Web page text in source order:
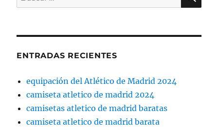
por:
ENTRADAS RECIENTES
equipación del Atlético de Madrid 2024
camiseta atletico de madrid 2024
camisetas atletico de madrid baratas
camiseta atletico de madrid barata